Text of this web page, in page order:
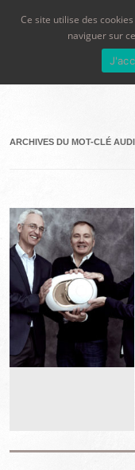
ARCHIVES DU MOT-CLÉ
Ce site utilise des
naviguer sur